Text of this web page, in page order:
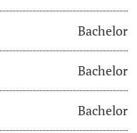
Bachelor
Bachelor
Bachelor